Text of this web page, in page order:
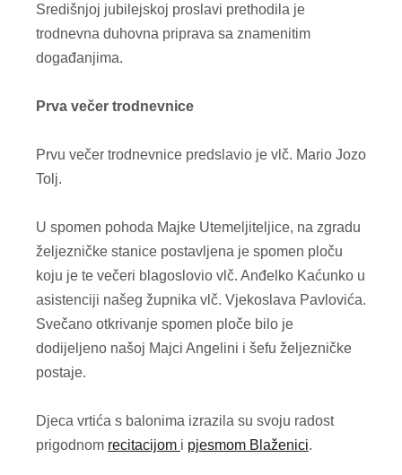
Središnjoj jubilejskoj proslavi prethodila je
trodnevna duhovna priprava sa znamenitim
događanjima.
Prva večer trodnevnice
Prvu večer trodnevnice predslavio je vlč. Mario Jozo
Tolj.
U spomen pohoda Majke Utemeljiteljice, na zgradu
željezničke stanice postavljena je spomen ploču
koju je te večeri blagoslovio vlč. Anđelko Kaćunko u
asistenciji našeg župnika vlč. Vjekoslava Pavlovića.
Svečano otkrivanje spomen ploče bilo je
dodijeljeno našoj Majci Angelini i šefu željezničke
postaje.
Djeca vrtića s balonima izrazila su svoju radost
prigodnom recitacijom i pjesmom Blaženici.